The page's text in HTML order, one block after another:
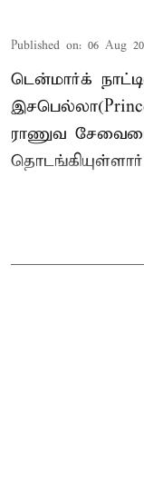
Published on: 06 Aug
டென்மார்க்
ராணுவ